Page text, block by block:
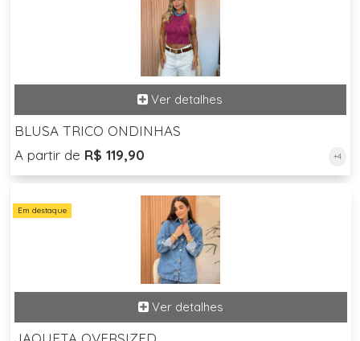
BLUSA TRICO ONDINHAS
A partir de R$ 119,90 +4
Em destaque